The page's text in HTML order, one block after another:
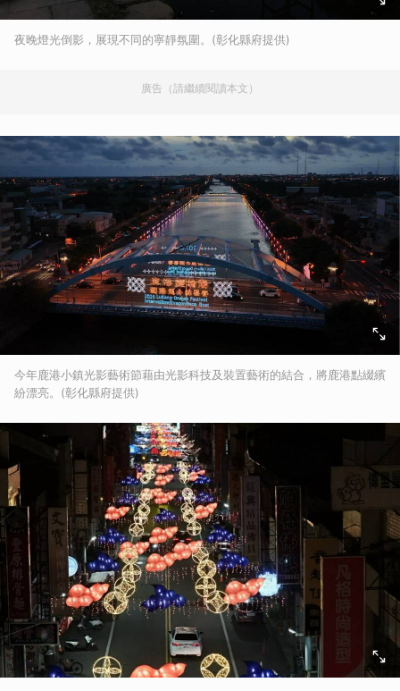
夜晚燈光倒影，展現不同的寧靜氛圍。(彰化縣府提供)
廣告（請繼續閱讀本文）
今年鹿港小鎮光影藝術節藉由光影科技及裝置藝術的結合，將鹿港點綴繽
紛漂亮。(彰化縣府提供)